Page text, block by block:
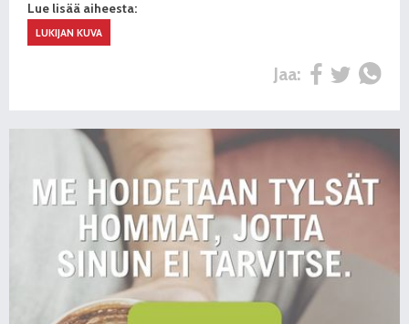
Lue lisää aiheesta:
LUKIJAN KUVA
Jaa: